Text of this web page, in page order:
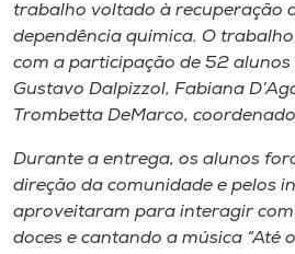
Selecione
o idioma
A-
trabalho voltado ​à​ recuperação
dependência química. O
com a participação de 52 alunos
Gustavo Dalpizzol, Fabiana
Trombetta DeMarco,​
Durante a entrega, os alunos
direção da comunidade e pelos
aproveitaram para interagir
doces e cantando a música “Até